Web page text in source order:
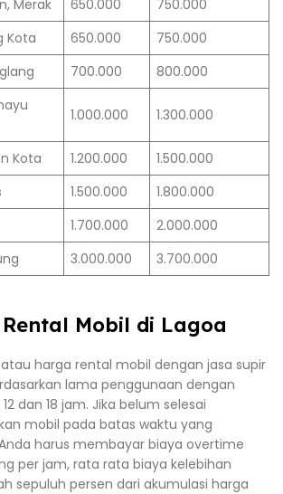
Merak 650.000
750.000
Kota 650.000
750.000
700.000 800.000
1.000.000 1.300.000
Kota 1.200.000
1.500.000
1.500.000
1.800.000
1.700.000
2.000.000
3.000.000 3.700.000
Mobil di Lagoa
harga rental mobil dengan jasa supir
lama penggunaan dengan
dan 18 jam. Jika belum selesai
mobil pada batas waktu yang
harus membayar biaya overtime
per jam, rata rata biaya kelebihan
sepuluh persen dari akumulasi harga